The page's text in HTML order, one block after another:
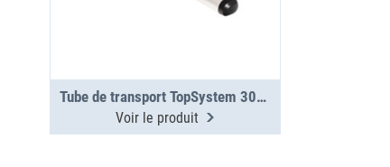
Tube de transport TopSystem 3000 mm 2 sections
Voir le produit